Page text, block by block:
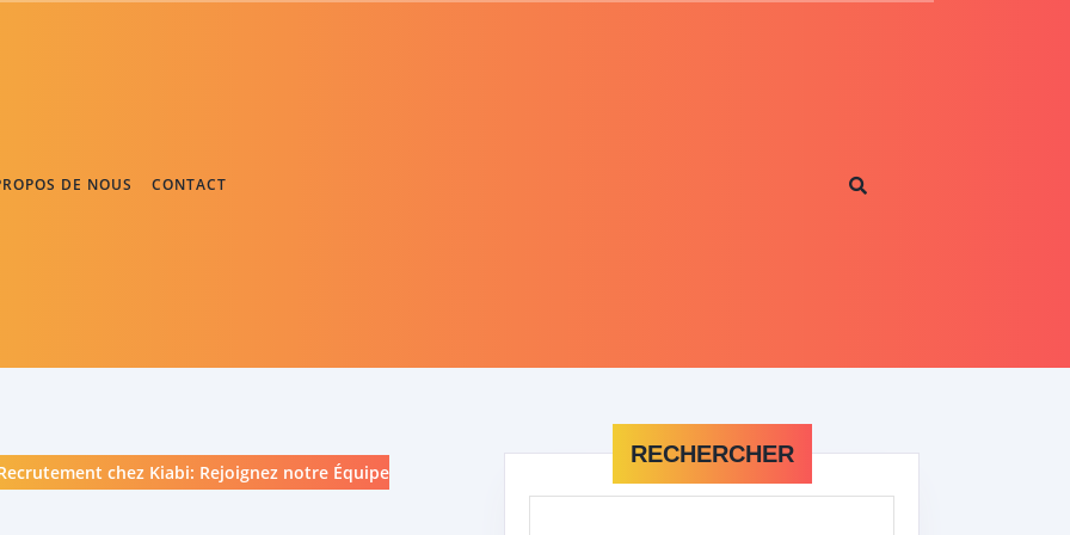
DE NOUS CONTACT
chez Kiabi: Rejoignez notre Équipe
RECHERCHER